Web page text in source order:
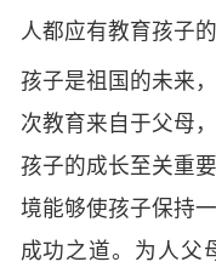
人都应有教育孩子的
孩子是祖国的未来
次教育来自于父母
孩子的成长至关重
境能够使孩子保持
成功之道。为人父